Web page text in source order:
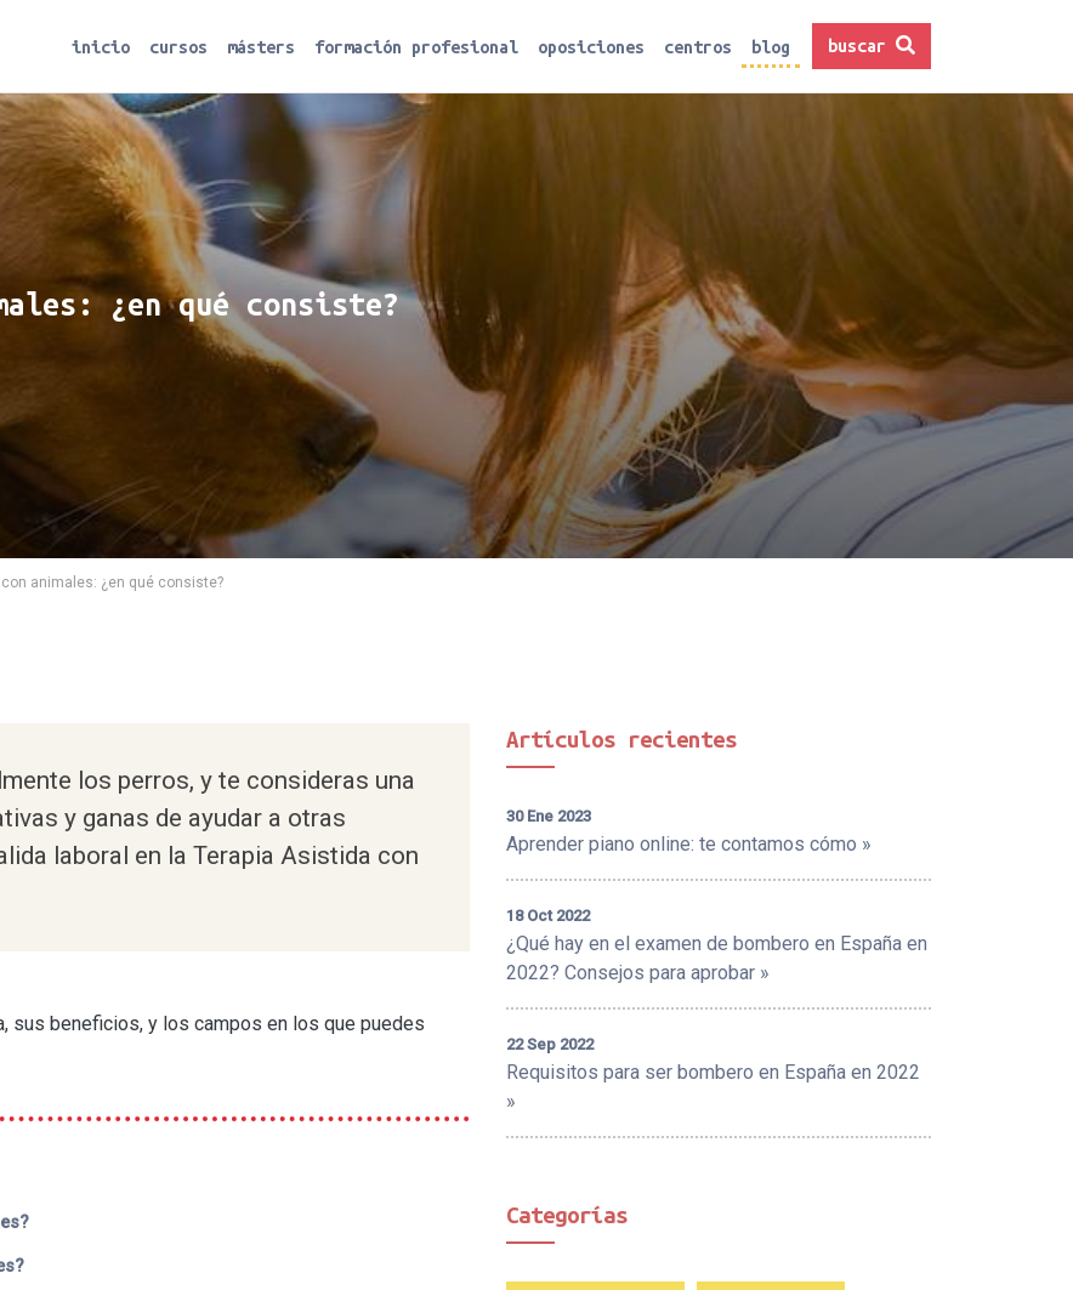
inicio cursos másters formación profesional oposiciones centros blog buscar
¿en qué consiste?
animales: ¿en qué consiste?
los perros, y te consideras una
y ganas de ayudar a otras
laboral en la Terapia Asistida con
sus beneficios, y los campos en los que puedes
Artículos recientes
30 Ene 2023
Aprender piano online: te contamos cómo »
18 Oct 2022
¿Qué hay en el examen de bombero en España en
2022? Consejos para aprobar »
22 Sep 2022
Requisitos para ser bombero en España en 2022
»
Categorías